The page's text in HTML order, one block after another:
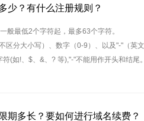
少？有什么注册规则？
般最低2个字符起，最多63个字符。
区分大小写）、数字（0-9）、以及"-"（英
(如!、$、&、? 等),"-"不能用作开头和结尾
期多长？要如何进行域名续费？